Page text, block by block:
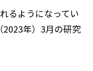
るようになってい
2023年）3月の研究